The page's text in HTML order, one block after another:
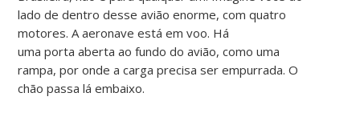
lado de dentro desse avião enorme, com quatro
motores. A aeronave está em voo. Há
uma porta aberta ao fundo do avião, como uma
rampa, por onde a carga precisa ser empurrada. O
chão passa lá embaixo.